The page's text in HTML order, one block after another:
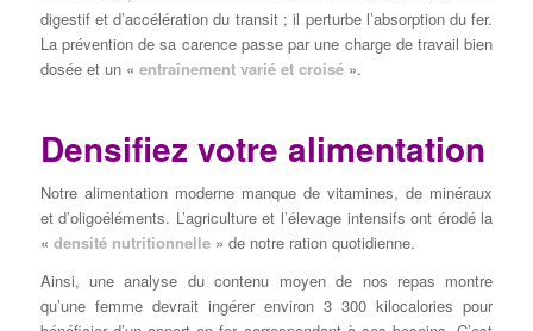
digestif et d’accélération du transit ; il perturbe l’absorption du fer.
La prévention de sa carence passe par une charge de travail bien
dosée et un « entraînement varié et croisé».
Densifiez votre alimentation
Notre alimentation moderne manque de vitamines, de minéraux
et d’oligoéléments. L’agriculture et l’élevage intensifs ont érodé la
« densité nutritionnelle» de notre ration quotidienne.
Ainsi, une analyse du contenu moyen de nos repas montre
qu’une femme devrait ingérer environ 3 300 kilocalories pour